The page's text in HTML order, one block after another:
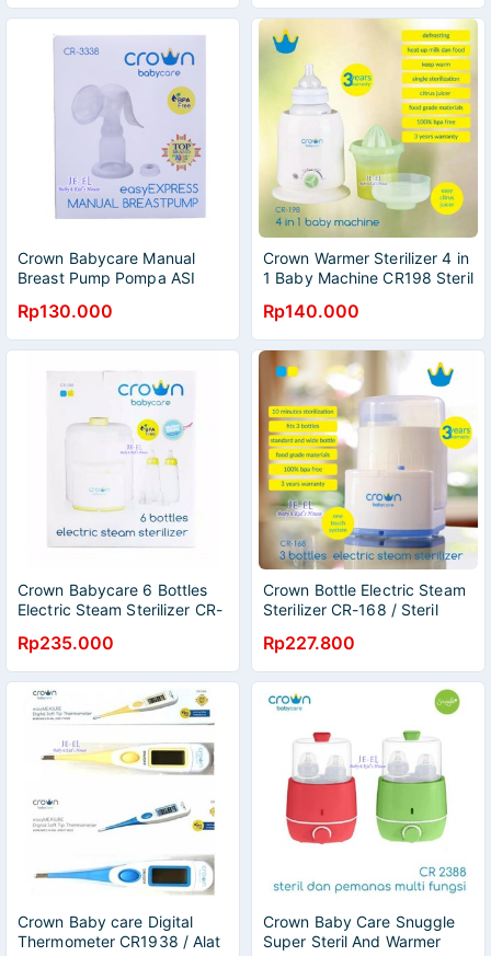
MURAH
Crown Babycare Manual
Breast Pump Pompa ASI
Rp130.000
Crown Warmer Sterilizer 4 in
1 Baby Machine CR198 Steril
Rp140.000
Crown Babycare 6 Bottles
Electric Steam Sterilizer CR-
- 088
Rp235.000
Crown Bottle Electric Steam
Sterilizer CR-168 / Steril
Rp227.800
Crown Baby care Digital
Thermometer CR1938 / Alat
Crown Baby Care Snuggle
Super Steril And Warmer